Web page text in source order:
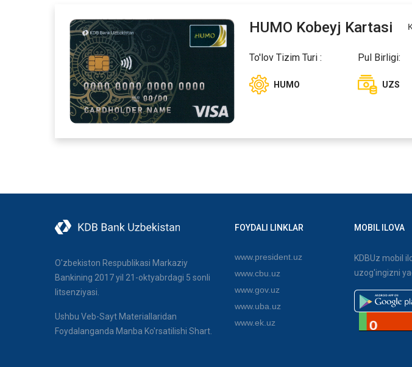
HUMO Kobeyj Kartasi
To'lov Tizim Turi :
HUMO
Pul Birligi:
UZS
O'zbekiston Respublikasi Markaziy
Bankining 2017 yil 21-oktyabrdagi 5 sonli
litsenziyasi.
Ushbu Veb-Sayt Materiallaridan
Foydalanganda Manba Ko'rsatilishi Shart.
FOYDALI LINKLAR
www.president.uz
www.cbu.uz
www.gov.uz
www.uba.uz
www.ek.uz
MOBIL ILOVA
KDBUz mobil
uzog'ingizni